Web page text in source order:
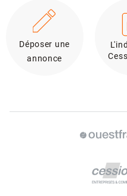
Déposer une
annonce